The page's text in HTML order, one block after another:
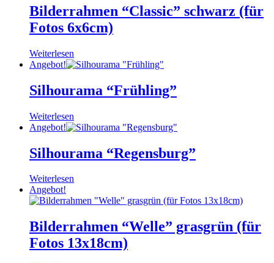
Bilderrahmen “Classic” schwarz (für
Fotos 6x6cm)
Weiterlesen
Angebot!
Silhourama “Frühling”
Weiterlesen
Angebot!
Silhourama “Regensburg”
Weiterlesen
Angebot!
Bilderrahmen “Welle” grasgrün (für
Fotos 13x18cm)